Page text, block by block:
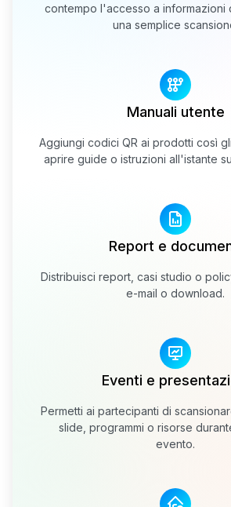
contempo l'accesso a informazioni
una semplice
Manuali utente
Aggiungi codici QR ai prodotti così
aprire guide o istruzioni all'istante
Report e
Distribuisci report, casi studio o
e-mail o download.
Eventi e
Permetti ai partecipanti di
slide, programmi o risorse
evento.